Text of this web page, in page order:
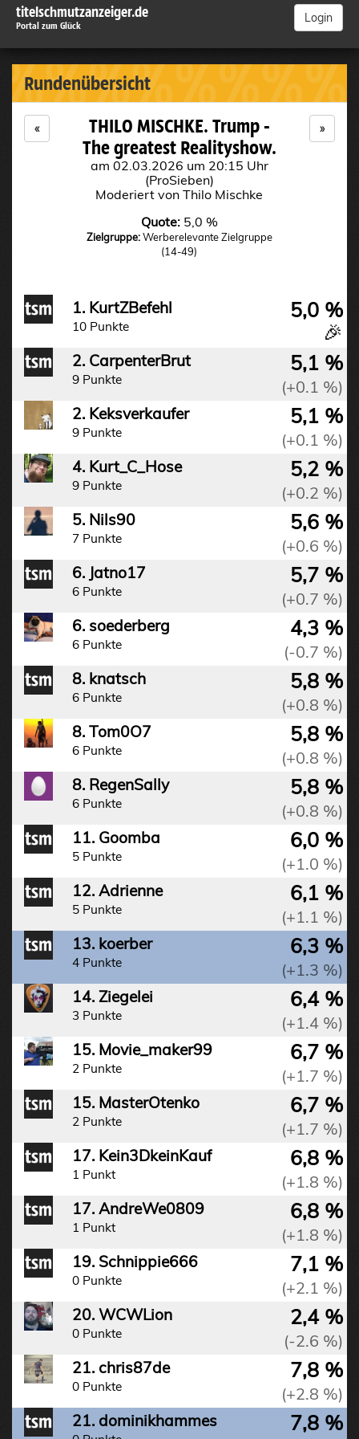
titelschmutzanzeiger.de
Portal zum Glück
Login
Rundenübersicht
«
THILO MISCHKE. Trump -
The greatest Realityshow.
am 02.03.2026 um 20:15 Uhr
(ProSieben)
Moderiert von Thilo Mischke
Quote:5,0 %
Zielgruppe:Werberelevante Zielgruppe
(14-49)
»
1. KurtZBefehl
10 Punkte
5,0 %
🎉
2. CarpenterBrut
9 Punkte
5,1 %
(+0.1 %)
2. Keksverkaufer
9 Punkte
5,1 %
(+0.1 %)
4. Kurt_C_Hose
9 Punkte
5,2 %
(+0.2 %)
5. Nils90
7 Punkte
5,6 %
(+0.6 %)
6. Jatno17
6 Punkte
5,7 %
(+0.7 %)
6. soederberg
6 Punkte
4,3 %
(-0.7 %)
8. knatsch
6 Punkte
5,8 %
(+0.8 %)
8. Tom0O7
6 Punkte
5,8 %
(+0.8 %)
8. RegenSally
6 Punkte
5,8 %
(+0.8 %)
11. Goomba
5 Punkte
6,0 %
(+1.0 %)
12. Adrienne
5 Punkte
6,1 %
(+1.1 %)
13. koerber
4 Punkte
6,3 %
(+1.3 %)
14. Ziegelei
3 Punkte
6,4 %
(+1.4 %)
15. Movie_maker99
2 Punkte
6,7 %
(+1.7 %)
15. MasterOtenko
2 Punkte
6,7 %
(+1.7 %)
17. Kein3DkeinKauf
1 Punkt
6,8 %
(+1.8 %)
17. AndreWe0809
1 Punkt
6,8 %
(+1.8 %)
19. Schnippie666
0 Punkte
7,1 %
(+2.1 %)
20. WCWLion
0 Punkte
2,4 %
(-2.6 %)
21. chris87de
0 Punkte
7,8 %
(+2.8 %)
21. dominikhammes 7,8 %